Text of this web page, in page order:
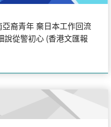
裔青年 棄日本工作回流
說從警初心 (香港文匯報